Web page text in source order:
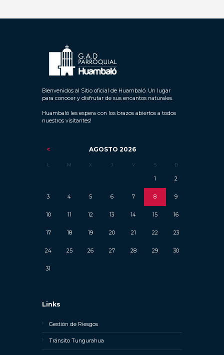
Bienvenidos al Sitio oficial de Huambaló. Un lugar
para conocer y disfrutar de sus encantos naturales.
Huambaló les espera con los brazos abiertos a todos
nuestros visitantes!
AGOSTO 2026
L M X J V S D
1 2
3 4 5 6 7 8 9
10 11 12 13 14 15 16
17 18 19 20 21 22 23
24 25 26 27 28 29 30
31
Links
Gestión de Riesgos
Tránsito Tungurahua